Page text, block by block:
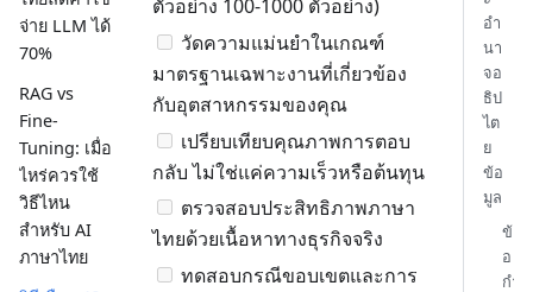
จ่าย LLM ได้
70%
RAG vs
Fine-
Tuning: เมื่อ
ไหร่ควรใช้
วิธีไหน
สำหรับ AI
ภาษาไทย
ตัวอย่าง 100-1000 ตัวอย่าง)
วัดความแม่นยำในเกณฑ์
มาตรฐานเฉพาะงานที่เกี่ยวข้อง
กับอุตสาหกรรมของคุณ
เปรียบเทียบคุณภาพการตอบ
กลับ ไม่ใช่แค่ความเร็วหรือต้นทุน
ตรวจสอบประสิทธิภาพภาษา
ไทยด้วยเนื้อหาทางธุรกิจจริง
ทดสอบกรณีขอบเขตและการ
อำ
นา
จอ
ธิป
ไต
ย
ข้อ
มูล
ข้
อ
กำ